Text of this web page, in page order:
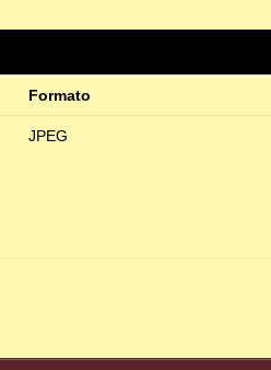
Formato
JPEG